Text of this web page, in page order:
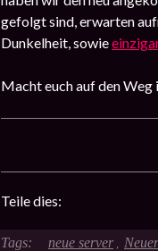
gefolgt sind, erwarten
Dunkelheit, sowie
Macht euch auf den Weg
Teile dies:
neue server ,